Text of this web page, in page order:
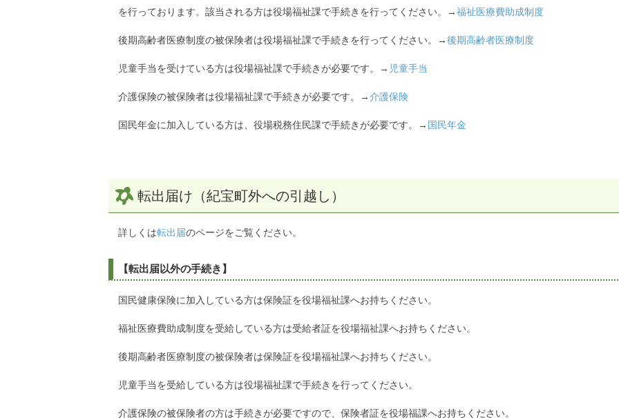
を行っております。該当される方は役場福祉課で手続きを行ってください。→福祉医療費助成制度
後期高齢者医療制度の被保険者は役場福祉課で手続きを行ってください。→後期高齢者医療制度
児童手当を受けている方は役場福祉課で手続きが必要です。→ 児童手当
介護保険の被保険者は役場福祉課で手続きが必要です。→介護保険
国民年金に加入している方は、役場税務住民課で手続きが必要です。→ 国民年金
転出届け（紀宝町外への引越し）
詳しくは転出届のページをご覧ください。
【転出届以外の手続き】
国民健康保険に加入している方は保険証を役場福祉課へお持ちください。
福祉医療費助成制度を受給している方は受給者証を役場福祉課へお持ちください。
後期高齢者医療制度の被保険者は保険証を役場福祉課へお持ちください。
児童手当を受給している方は役場福祉課で手続きを行ってください。
介護保険の被保険者の方は手続きが必要ですので、保険者証を役場福課へお持ちください。